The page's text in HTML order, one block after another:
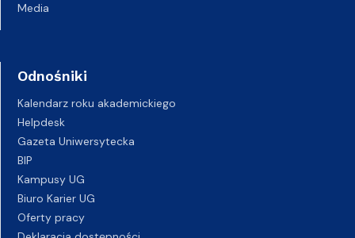
Media
Odnośniki
Kalendarz roku akademickiego
Helpdesk
Gazeta Uniwersytecka
BIP
Kampusy UG
Biuro Karier UG
Oferty pracy